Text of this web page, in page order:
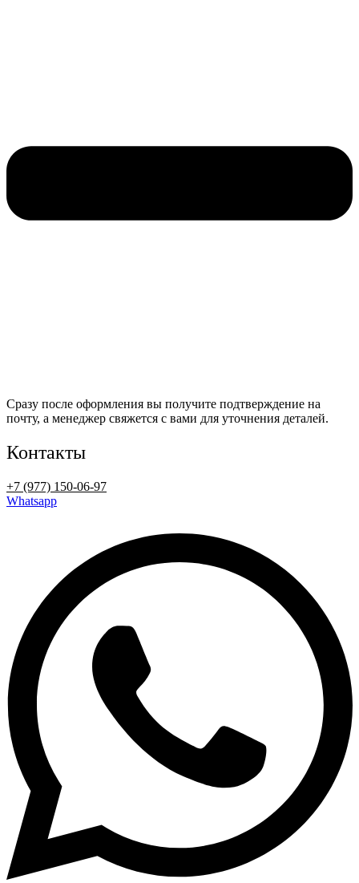
Сразу после оформления вы получите подтверждение на
почту, а менеджер свяжется с вами для уточнения деталей.
Контакты
+7 (977) 150-06-97
Whatsapp